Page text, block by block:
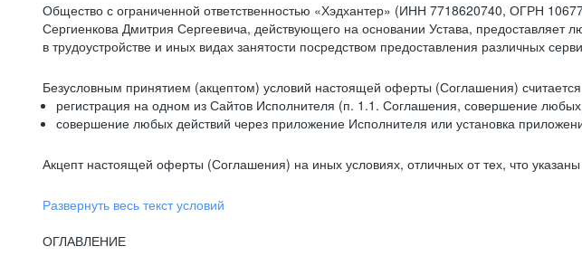
Общество с ограниченной ответственностью «Хэдхантер» (ИНН 7718620740, ОГРН
Сергиенкова Дмитрия Сергеевича, действующего на основании Устава,
в трудоустройстве и иных видах занятости посредством предоставления различных
Безусловным принятием (акцептом) условий настоящей оферты (Соглашения)
регистрация на одном из Сайтов Исполнителя (п. 1.1. Соглашения, совершение
совершение любых действий через приложение Исполнителя или установка
Акцепт настоящей оферты (Соглашения) на иных условиях, отличных от тех, что
Развернуть весь текст условий
ОГЛАВЛЕНИЕ